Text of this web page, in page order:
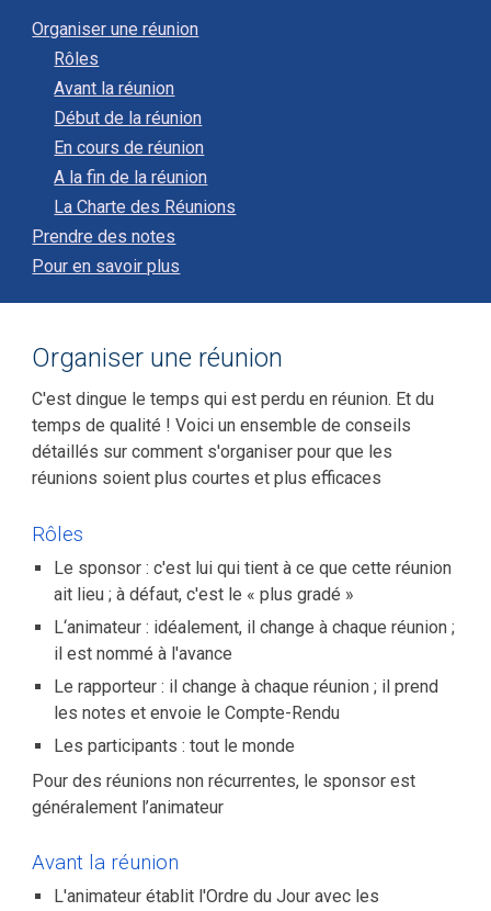
Organiser une réunion
Rôles
Avant la réunion
Début de la réunion
En cours de réunion
A la fin de la réunion
La Charte des Réunions
Prendre des notes
Pour en savoir plus
Organiser une réunion
C'est dingue le temps qui est perdu en réunion. Et du
temps de qualité ! Voici un ensemble de conseils
détaillés sur comment s'organiser pour que les
réunions soient plus courtes et plus efficaces
Rôles
Le sponsor : c'est lui qui tient à ce que cette réunion
ait lieu ; à défaut, c'est le « plus gradé »
L‘animateur : idéalement, il change à chaque réunion ;
il est nommé à l'avance
Le rapporteur : il change à chaque réunion ; il prend
les notes et envoie le Compte-Rendu
Les participants : tout le monde
Pour des réunions non récurrentes, le sponsor est
généralement l’animateur
Avant la réunion
L'animateur établit l'Ordre du Jour avec les